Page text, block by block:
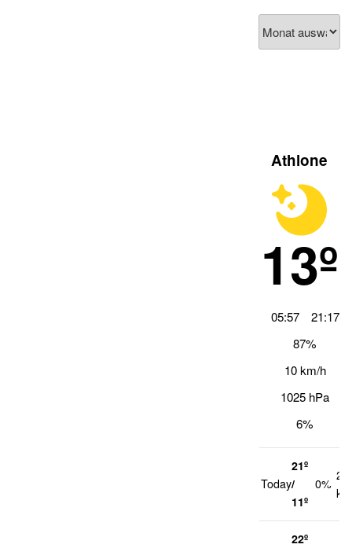
Archiv
Athlone
13º
05:57
21:17
87%
10 km/h
1025 hPa
6%
Today
21º
/
11º
0%
20
22º